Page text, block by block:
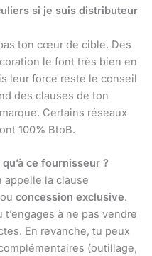
si je suis distributeur
ton cœur de cible. Des
le font très bien en
leur force reste le conseil
des clauses de ton
Certains réseaux
100% BtoB.
ce fournisseur ?
appelle la clause
concession exclusive.
à ne pas vendre
En revanche, tu peux
(outillage,